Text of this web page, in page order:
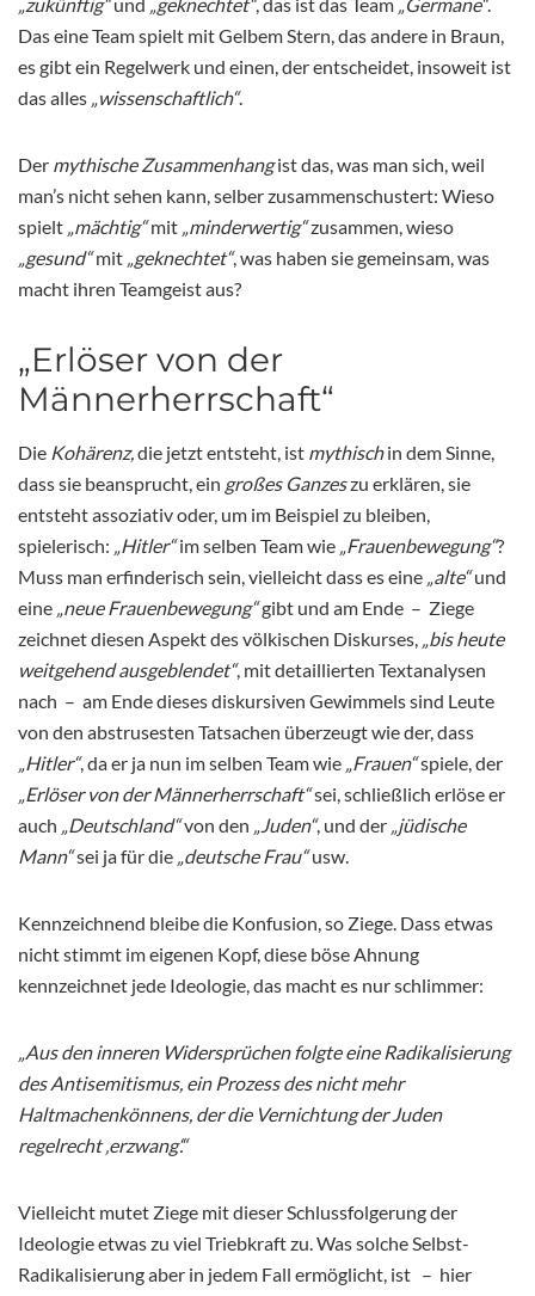
Das eine Team spielt mit Gelbem Stern, das andere in Braun,
es gibt ein Regelwerk und einen, der entscheidet, insoweit ist
das alles „wissenschaftlich“.
Der mythische Zusammenhangist das, was man sich, weil
man’s nicht sehen kann, selber zusammenschustert: Wieso
spielt „mächtig“mit „minderwertig“zusammen, wieso
„gesund“mit „geknechtet“, was haben sie gemeinsam, was
macht ihren Teamgeist aus?
„Erlöser von der
Männerherrschaft“
Die Kohärenz, die jetzt entsteht, ist mythischin dem Sinne,
dass sie beansprucht, ein großes Ganzeszu erklären, sie
entsteht assoziativ oder, um im Beispiel zu bleiben,
spielerisch:
„Hitler“im selben Team wie „Frauenbewegung“?
Muss man erfinderisch sein, vielleicht dass es eine „alte“und
eine „neue Frauenbewegung“gibt und am Ende – Ziege
zeichnet diesen Aspekt des völkischen Diskurses,
„bis heute
weitgehend ausgeblendet“, mit detaillierten Textanalysen
nach – am Ende dieses diskursiven Gewimmels sind Leute
von den abstrusesten Tatsachen überzeugt wie der, dass
„Hitler“, da er ja nun im selben Team wie „Frauen“spiele, der
„Erlöser von der Männerherrschaft“sei, schließlich erlöse er
auch
„Deutschland“von den „Juden“, und der „jüdische
Mann“sei ja für die „deutsche Frau“usw.
Kennzeichnend bleibe die Konfusion, so Ziege. Dass etwas
nicht stimmt im eigenen Kopf, diese böse Ahnung
kennzeichnet jede Ideologie, das macht es nur schlimmer:
„Aus den inneren Widersprüchen folgte eine Radikalisierung
des Antisemitismus, ein Prozess des nicht mehr
Haltmachenkönnens, der die Vernichtung der Juden
regelrecht ‚erzwang‘.“
Vielleicht mutet Ziege mit dieser Schlussfolgerung der
Ideologie etwas zu viel Triebkraft zu. Was solche Selbst-
Radikalisierung aber in jedem Fall ermöglicht, ist – hier